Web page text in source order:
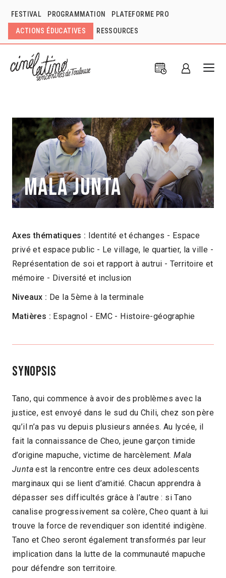
FESTIVAL PROGRAMMATION PLATEFORME PRO
ACTIONS ÉDUCATIVES RESSOURCES
Mala junta
Collège & Lycées
Axes thématiques : Identité et échanges - Espace
privé et espace public - Le village, le quartier, la ville -
Représentation de soi et rapport à autrui - Territoire et
mémoire - Diversité et inclusion
Niveaux : De la 5ème à la terminale
Matières : Espagnol - EMC - Histoire-géographie
Synopsis
Tano, qui commence à avoir des problèmes avec la
justice, est envoyé dans le sud du Chili, chez son père
qu’il n’a pas vu depuis plusieurs années. Au lycée, il
fait la connaissance de Cheo, jeune garçon timide
d’origine mapuche, victime de harcèlement.Mala
Junta est la rencontre entre ces deux adolescents
marginaux qui se lient d’amitié. Chacun apprendra à
dépasser ses difficultés grâce à l’autre : si Tano
canalise progressivement sa colère, Cheo quant à lui
trouve la force de revendiquer son identité indigène.
Tano et Cheo seront également transformés par leur
implication dans la lutte de la communauté mapuche
pour défendre son territoire.